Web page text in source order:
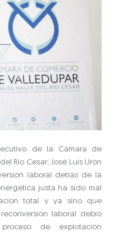
de la Cámara de
Río Cesar, José Luis Urón
laboral detrás de la
justa ha sido mal
total y ya sino que
laboral debió
de explotación